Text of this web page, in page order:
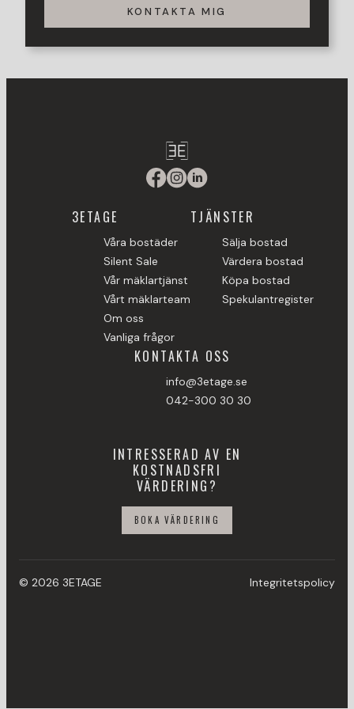
KONTAKTA MIG
3ETAGE
Våra bostäder
Silent Sale
Vår mäklartjänst
Vårt mäklarteam
Om oss
Vanliga frågor
TJÄNSTER
Sälja bostad
Värdera bostad
Köpa bostad
Spekulantregister
KONTAKTA OSS
info@3etage.se
042-300 30 30
INTRESSERAD AV EN
KOSTNADSFRI
VÄRDERING?
BOKA VÄRDERING
© 2026 3ETAGE Integritetspolicy